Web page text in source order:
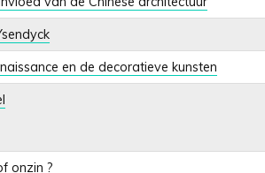
en de decoratieve kunsten
onzin ?